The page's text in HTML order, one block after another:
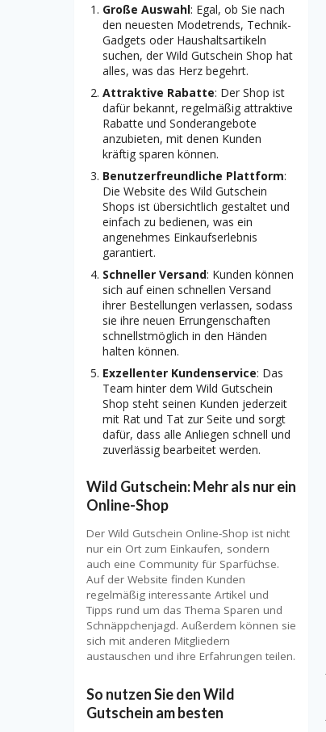
Große Auswahl: Egal, ob Sie nach
den neuesten Modetrends, Technik-
Gadgets oder Haushaltsartikeln
suchen, der Wild Gutschein Shop hat
alles, was das Herz begehrt.
Attraktive Rabatte: Der Shop ist
dafür bekannt, regelmäßig attraktive
Rabatte und Sonderangebote
anzubieten, mit denen Kunden
kräftig sparen können.
Benutzerfreundliche Plattform:
Die Website des Wild Gutschein
Shops ist übersichtlich gestaltet und
einfach zu bedienen, was ein
angenehmes Einkaufserlebnis
garantiert.
Schneller Versand: Kunden können
sich auf einen schnellen Versand
ihrer Bestellungen verlassen, sodass
sie ihre neuen Errungenschaften
schnellstmöglich in den Händen
halten können.
Exzellenter Kundenservice: Das
Team hinter dem Wild Gutschein
Shop steht seinen Kunden jederzeit
mit Rat und Tat zur Seite und sorgt
dafür, dass alle Anliegen schnell und
zuverlässig bearbeitet werden.
Wild Gutschein: Mehr als nur ein
Online-Shop
Der Wild Gutschein Online-Shop ist nicht
nur ein Ort zum Einkaufen, sondern
auch eine Community für Sparfüchse.
Auf der Website finden Kunden
regelmäßig interessante Artikel und
Tipps rund um das Thema Sparen und
Schnäppchenjagd. Außerdem können sie
sich mit anderen Mitgliedern
austauschen und ihre Erfahrungen teilen.
So nutzen Sie den Wild
Gutschein am besten